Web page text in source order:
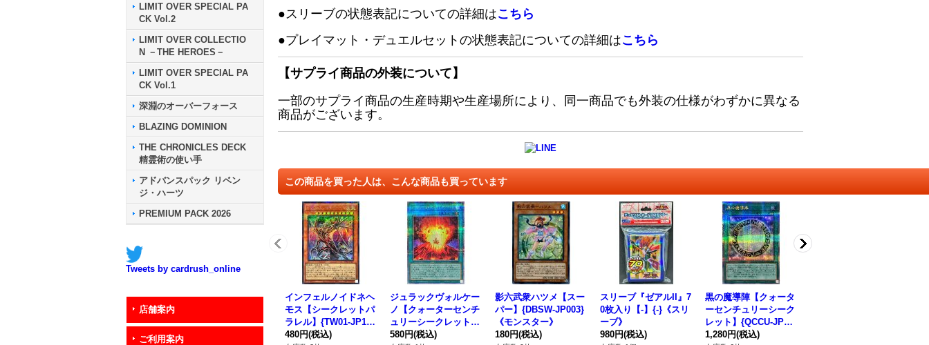
LIMIT OVER SPECIAL PA
CK Vol.2
LIMIT OVER COLLECTIO
N －THE HEROES－
LIMIT OVER SPECIAL PA
CK Vol.1
深淵のオーバーフォース
BLAZING DOMINION
THE CHRONICLES DECK
精霊術の使い手
アドバンスパック リベン
ジ・ハーツ
PREMIUM PACK 2026
Tweets by cardrush_online
店舗案内
ご利用案内
●スリーブの状態表記についての詳細はこちら
●プレイマット・デュエルセットの状態表記についての詳細はこちら
【サプライ商品の外装について】
一部のサプライ商品の生産時期や生産場所により、同一商品でも外装の仕様がわずかに異なる
商品がございます。
この商品を買った人は、こんな商品も買っています
インフェルノイドネヘ
モス【シークレットパ
ラレル】{TW01-JP10
7}《モンスター》
480円(税込)
ジュラックヴォルケー
ノ【クォーターセンチ
ュリーシークレット】
{TW02-JP030}《魔
580円(税込)
影六武衆ハツメ【スー
パー】{DBSW-JP003}
《モンスター》
180円(税込)
スリーブ『ゼアルII』7
0枚入り【-】{-}《スリ
ーブ》
980円(税込)
黒の魔導陣【クォータ
ーセンチュリーシーク
レット】{QCCU-JP00
9}《魔法》
1,280円(税込)